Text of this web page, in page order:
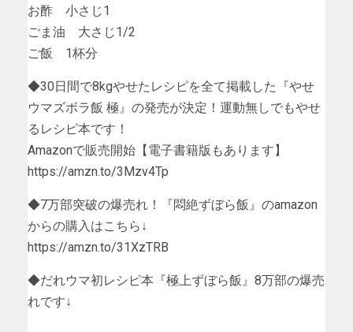
お酢 小さじ1
ごま油 大さじ1/2
ご飯 1杯分
◆30日間で8kgやせたレシピを全て掲載した『やせ
ウマズボラ飯 極』の発売が決定！運動無しでもやせ
るレシピ本です！
Amazonで販売開始【電子書籍版もあります】
https://amzn.to/3Mzv4Tp
◆7万部突破の爆売れ！『悶絶ずぼら飯』のamazon
からの購入はこちら↓
https://amzn.to/31XzTRB
◆だれウマ初レシピ本『極上ずぼら飯』8万部の爆売
れです↓